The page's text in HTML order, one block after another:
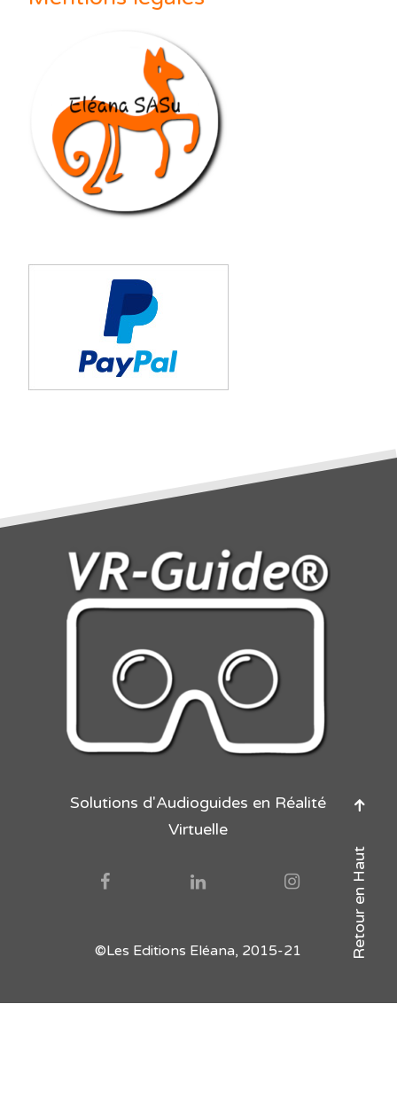
Solutions d'Audioguides en Réalité
Virtuelle
©Les Editions Eléana, 2015-21 Retour en Haut